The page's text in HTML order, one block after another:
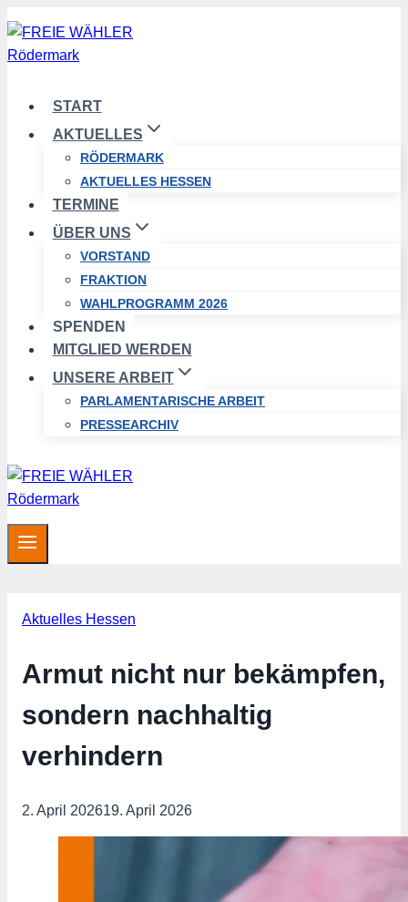
Zum
Inhalt
springen
START
AKTUELLES
RÖDERMARK
AKTUELLES HESSEN
TERMINE
ÜBER UNS
VORSTAND
FRAKTION
WAHLPROGRAMM 2026
SPENDEN
MITGLIED WERDEN
UNSERE ARBEIT
PARLAMENTARISCHE ARBEIT
PRESSEARCHIV
Aktuelles Hessen
Armut nicht nur bekämpfen,
sondern nachhaltig
verhindern
2. April 202619. April 2026